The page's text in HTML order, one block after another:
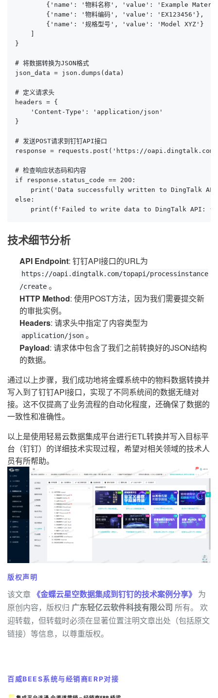
{'name': '物料名称', 'value': 'Example
        {'name': '物料编码', 'value': 'EX123456'},
        {'name': '规格型号', 'value': 'Model XYZ'}
    ]
}
# 将数据转换为JSON格式
json_data = json.dumps(data)
# 定义请求头
headers = {
    'Content-Type': 'application/json'
}
# 发送POST请求到钉钉API接口
response = requests.post('https://
# 检查响应状态码和内容
if response.status_code == 200:
print('Data successfully written to DingTalk
else:
print(f'Failed to write data to DingTalk API:
技术细节分析
API Endpoint: 钉钉API接口的URL为
https://oapi.dingtalk.com/topapi/processinstance
/create 。
HTTP Method: 使用POST方法，因为我们需要提交新
的审批实例。
Headers: 请求头中指定了内容类型为
application/json 。
Payload: 请求体中包含了我们之前转换好的JSON结构
的数据。
通过以上步骤，我们成功地将金蝶系统中的物料数据转换并
写入到了钉钉API接口，实现了不同系统间的数据无缝对
接。这不仅提高了业务流程的自动化程度，还确保了数据的
一致性和准确性。
以上是使用轻易云数据集成平台进行ETL转换并写入目标平
台（钉钉）的详细技术实现过程，希望对相关领域的技术人
员有所帮助。
版权声明
该文章 《金蝶云星空数据集成到钉钉的技术案例分享》 为
原创内容，版权归 广东轻亿云软件科技有限公司 所有。 欢
迎转载，但转载时必须在显著位置注明文章出处（包括原文
链接）等信息，以尊重版权。
百威BEES系统与经销商ERP对接